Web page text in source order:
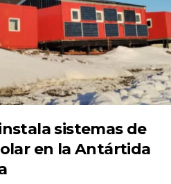
sistemas de
en la Antártida